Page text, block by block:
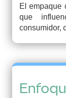
El empaque
que
consumidor,